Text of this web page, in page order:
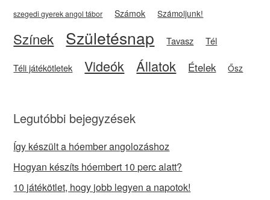
szegedi gyerek angol tábor Számok Számoljunk!
Színek Születésnap Tavasz Tél
Téli játékötletek Videók Állatok Ételek Ősz
Legutóbbi bejegyzések
Így készült a hóember angolozáshoz
Hogyan készíts hóembert 10 perc alatt?
10 játékötlet, hogy jobb legyen a napotok!